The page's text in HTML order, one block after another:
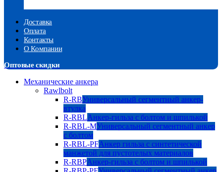
Доставка
Оплата
Контакты
О Компании
Оптовые скидки
Механические анкера
Rawlbolt
R-RBУниверсальный сегментный анкер-
втулка
R-RBLАнкер-гильза с болтом и шпилькой
R-RBL-MУниверсальный сегментный анкер
с болтом
R-RBL-PFАнкер гильза с синтетической
манжетой для пустотелых материалов
R-RBPАнкер-гильза с болтом и шпилькой